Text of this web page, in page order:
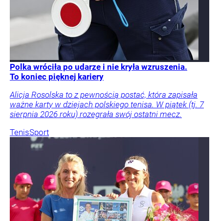
Polka wróciła po udarze i nie kryła wzruszenia.
To koniec pięknej kariery
Alicja Rosolska to z pewnością postać, która zapisała
ważne karty w dziejach polskiego tenisa. W piątek (tj. 7
sierpnia 2026 roku) rozegrała swój ostatni mecz.
TenisSport